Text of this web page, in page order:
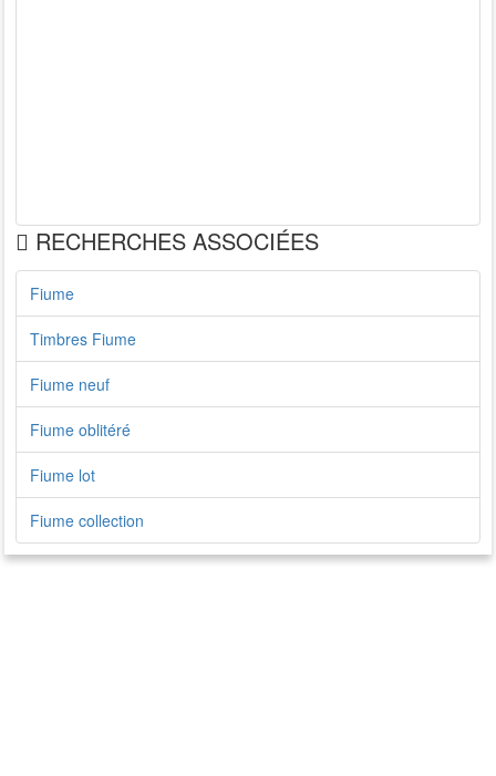
RECHERCHES ASSOCIÉES
Fiume
Timbres Fiume
Fiume neuf
Fiume oblitéré
Fiume lot
Fiume collection